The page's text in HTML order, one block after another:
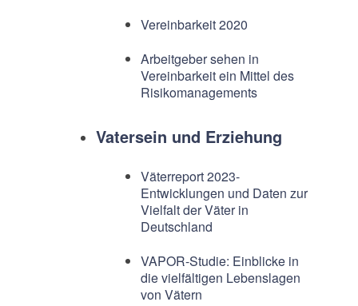
Vereinbarkeit 2020
Arbeitgeber sehen in
Vereinbarkeit ein Mittel des
Risikomanagements
Vatersein und Erziehung
Väterreport 2023-
Entwicklungen und Daten zur
Vielfalt der Väter in
Deutschland
VAPOR-Studie: Einblicke in
die vielfältigen Lebenslagen
von Vätern